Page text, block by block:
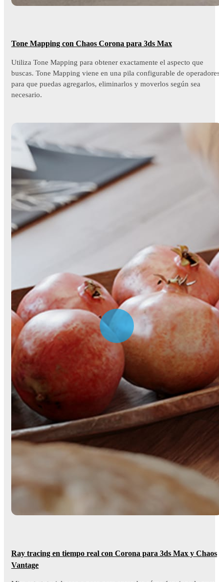
Tone Mapping con Chaos Corona para 3ds Max
Utiliza Tone Mapping para obtener exactamente el aspecto que
buscas. Tone Mapping viene en una pila configurable de
para que puedas agregarlos, eliminarlos y moverlos según sea
necesario.
Ray tracing en tiempo real con Corona para 3ds Max y Chaos
Vantage